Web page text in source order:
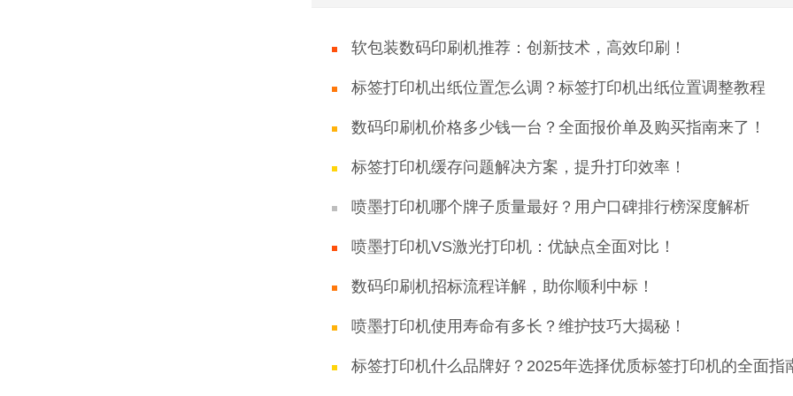
软包装数码印刷机推荐：创新技术，高效印刷！
标签打印机出纸位置怎么调？标签打印机出纸位置调整教程
数码印刷机价格多少钱一台？全面报价单及购买指南来了！
标签打印机缓存问题解决方案，提升打印效率！
喷墨打印机哪个牌子质量最好？用户口碑排行榜深度解析
喷墨打印机VS激光打印机：优缺点全面对比！
数码印刷机招标流程详解，助你顺利中标！
喷墨打印机使用寿命有多长？维护技巧大揭秘！
标签打印机什么品牌好？2025年选择优质标签打印机的全面指